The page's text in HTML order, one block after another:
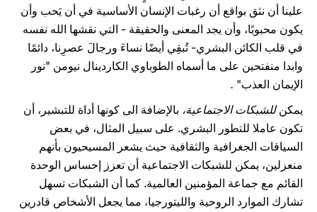
علينا أن نثق بواقع أن رغبات الإنسان الأساسية في أن يَحب وأن
يكون محبوبًا، وأن يجد المعنى والحقيقة - التي نقشها الله نفسه
في قلب الكائن البشري- تُبقِي أيضًا نساءَ ورجالَ عصرِنا، دائمًا
وابدا منفتحين على ما أسماه الطوباوي الكاردينال نيومن "نور
الإيمان العذب" .
يمكنللشبكات الاجتماعية، بالإضافة الى كونها أداة للتبشير، أن
تكون عاملا للتطور البشري. على سبيل المثال، في بعض
السياقات الجغرافية والثقافية حيث يشعر المسيحيون بأنهم
منعزلين، يمكن للشبكات الاجتماعية أن تعزز إحساس الوحدة
القائم مع جماعة المؤمنين العالمية. كما أن الشبكات تسهل
تشارك الموارد الروحية والليتورجيا، مما يجعل الأشخاص قادرين